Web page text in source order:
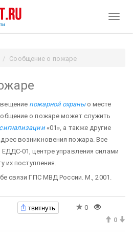
Сообщение о пожаре
пожарной охраныо месте
о пожаре может служить
«01», а также другие
возникновения пожара. Все
01, центре управления силами
их поступления.
связи ГПС МВД России. М., 2001.
твитнуть
0
0